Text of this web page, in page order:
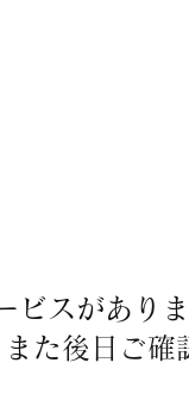
ビスがあり
た後日ご確